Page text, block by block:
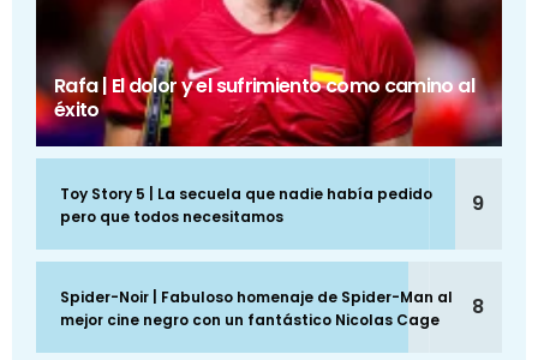
Rafa | El dolor y el sufrimiento como camino al
éxito
Toy Story 5 | La secuela que nadie había pedido
pero que todos necesitamos
9
Spider-Noir | Fabuloso homenaje de Spider-Man al
mejor cine negro con un fantástico Nicolas Cage
8